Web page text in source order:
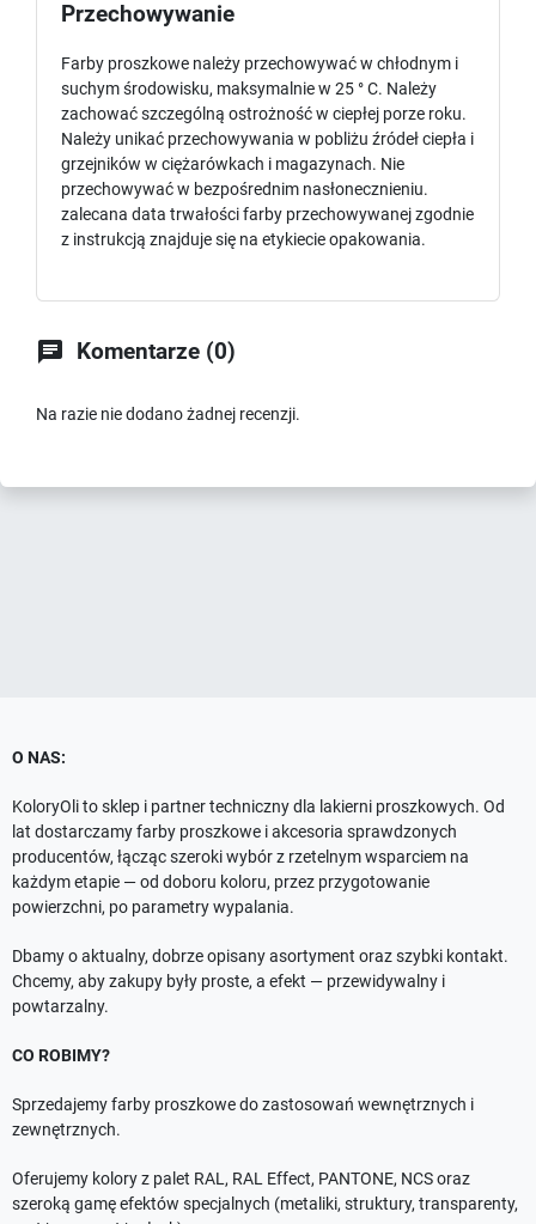
Przechowywanie
Farby proszkowe należy przechowywać w chłodnym i
suchym środowisku, maksymalnie w 25 ° C. Należy
zachować szczególną ostrożność w ciepłej porze roku.
Należy unikać przechowywania w pobliżu źródeł ciepła i
grzejników w ciężarówkach i magazynach. Nie
przechowywać w bezpośrednim nasłonecznieniu.
zalecana data trwałości farby przechowywanej zgodnie
z instrukcją znajduje się na etykiecie opakowania.
 Komentarze (0)
Na razie nie dodano żadnej recenzji.
O NAS:
KoloryOli to sklep i partner techniczny dla lakierni proszkowych. Od
lat dostarczamy farby proszkowe i akcesoria sprawdzonych
producentów, łącząc szeroki wybór z rzetelnym wsparciem na
każdym etapie — od doboru koloru, przez przygotowanie
powierzchni, po parametry wypalania.
Dbamy o aktualny, dobrze opisany asortyment oraz szybki kontakt.
Chcemy, aby zakupy były proste, a efekt — przewidywalny i
powtarzalny.
CO ROBIMY?
Sprzedajemy farby proszkowe do zastosowań wewnętrznych i
zewnętrznych.
Oferujemy kolory z palet RAL, RAL Effect, PANTONE, NCS oraz
szeroką gamę efektów specjalnych (metaliki, struktury, transparenty,